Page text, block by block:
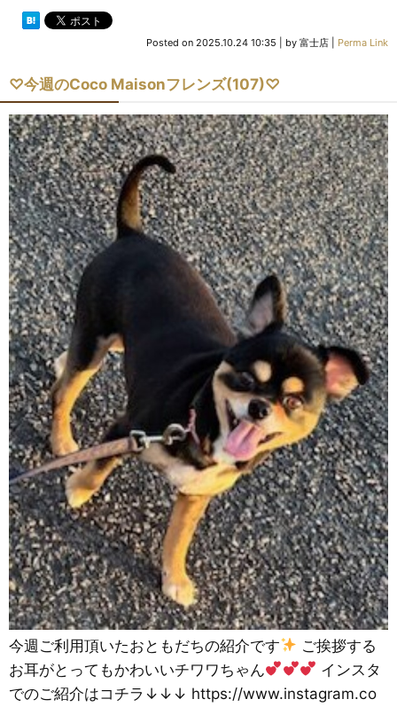
Posted on 2025.10.24 10:35 by 富士店 Perma Link
♡今週のCoco Maisonフレンズ(107)♡
今週ご利用頂いたおともだちの紹介です
ご挨拶する
お耳がとってもかわいいチワワちゃん
インスタ
でのご紹介はコチラ↓↓↓ https://www.instagram.co